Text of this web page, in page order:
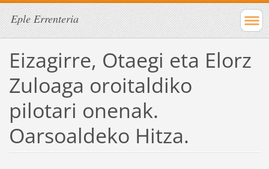
Eple Errenteria
Eizagirre, Otaegi eta Elorz
Zuloaga oroitaldiko
pilotari onenak.
Oarsoaldeko Hitza.